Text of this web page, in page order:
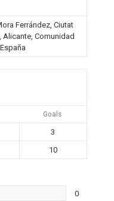
Ferrández, Ciutat
Alicante, Comunidad
Goals
3
10
0